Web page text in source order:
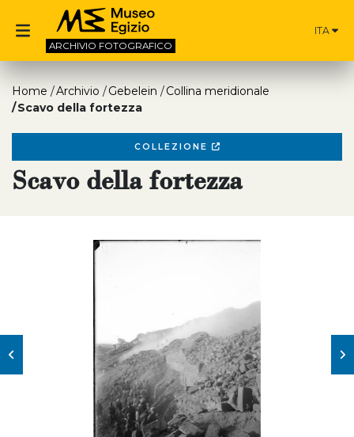
ARCHIVIO FOTOGRAFICO
ITA
Home Archivio Gebelein
Collina meridionale
Scavo della fortezza
COLLEZIONE
Scavo della fortezza